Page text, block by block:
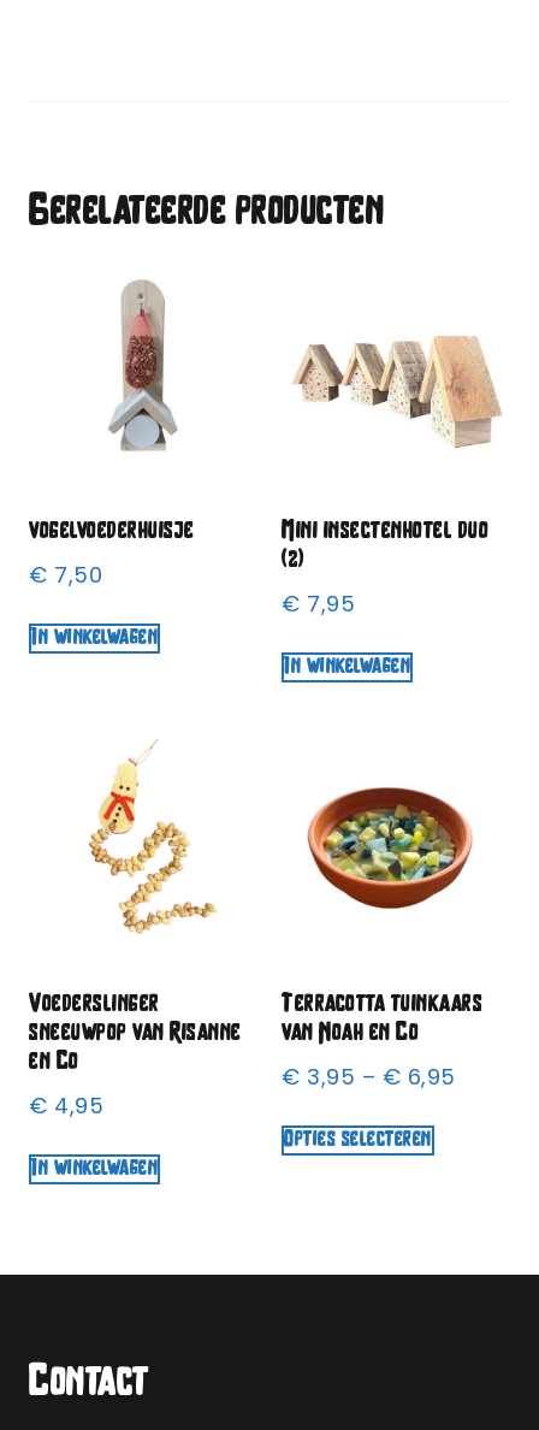
Gerelateerde producten
vogelvoederhuisje
€ 7,50
In winkelwagen
Mini insectenhotel duo
(2)
€ 7,95
In winkelwagen
Voederslinger
sneeuwpop van Risanne
en Co
€ 4,95
In winkelwagen
Terracotta tuinkaars
van Noah en Co
€ 3,95 – € 6,95
Opties selecteren
Contact